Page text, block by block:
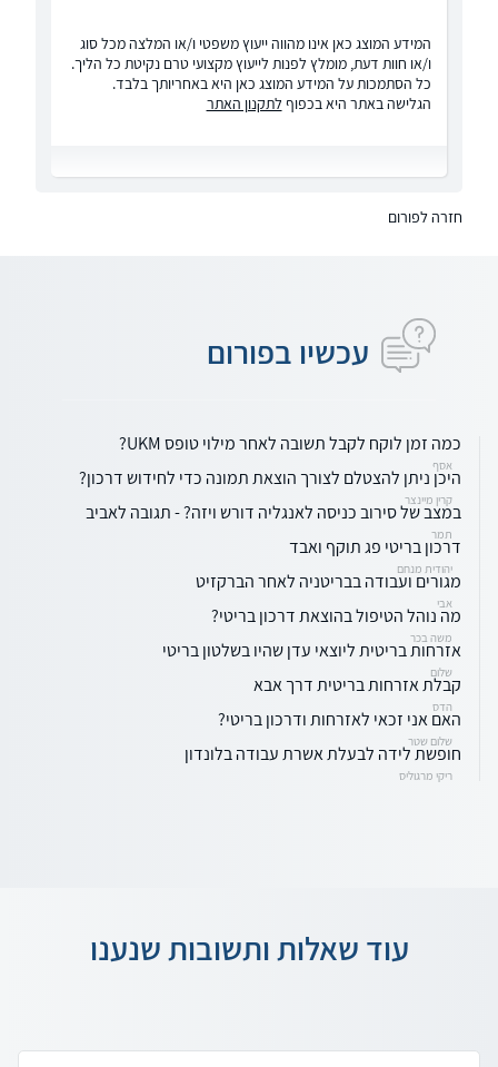
המידע המוצג כאן אינו מהווה ייעוץ משפטי ו/או המלצה מכל סוג
ו/או חוות דעת, מומלץ לפנות לייעוץ מקצועי טרם נקיטת כל הליך.
כל הסתמכות על המידע המוצג כאן היא באחריותך בלבד.
הגלישה באתר היא בכפוף לתקנון האתר
חזרה לפורום
עכשיו בפורום
כמה זמן לוקח לקבל תשובה לאחר מילוי טופס UKM?
אסף
היכן ניתן להצטלם לצורך הוצאת תמונה כדי לחידוש דרכון?
קרין מיינצר
במצב של סירוב כניסה לאנגליה דורש ויזה? - תגובה לאביב
תמר
דרכון בריטי פג תוקף ואבד
יהודית מנחם
מגורים ועבודה בבריטניה לאחר הברקזיט
אבי
מה נוהל הטיפול בהוצאת דרכון בריטי?
משה בכר
אזרחות בריטית ליוצאי עדן שהיו בשלטון בריטי
שלום
קבלת אזרחות בריטית דרך אבא
הדס
האם אני זכאי לאזרחות ודרכון בריטי?
שלום שטר
חופשת לידה לבעלת אשרת עבודה בלונדון
ריקי מרגוליס
עוד שאלות ותשובות שנענו